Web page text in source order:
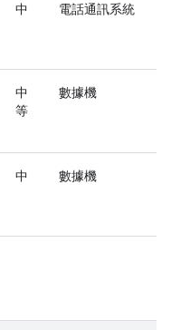
中 電話通訊系統
中
等
數據機
中 數據機